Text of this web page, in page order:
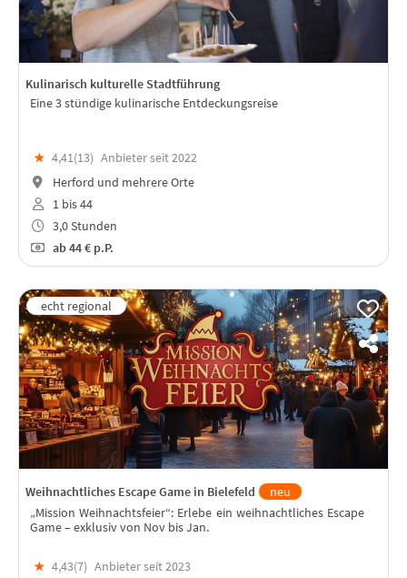
Kulinarisch kulturelle Stadtführung
Eine 3 stündige kulinarische Entdeckungsreise
★ 4,41(13) Anbieter seit 2022
Herford und mehrere Orte
1 bis 44
3,0 Stunden
ab44 € p.P.
Weihnachtliches Escape Game in Bielefeld
neu
„Mission Weihnachtsfeier“: Erlebe ein weihnachtliches Escape
Game – exklusiv von Nov bis Jan.
★ 4,43(7) Anbieter seit 2023